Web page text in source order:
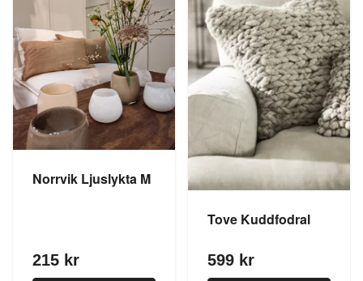
Norrvik Ljuslykta M
215 kr
Tove Kuddfodral
599 kr